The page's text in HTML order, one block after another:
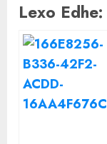
Lexo Edhe: